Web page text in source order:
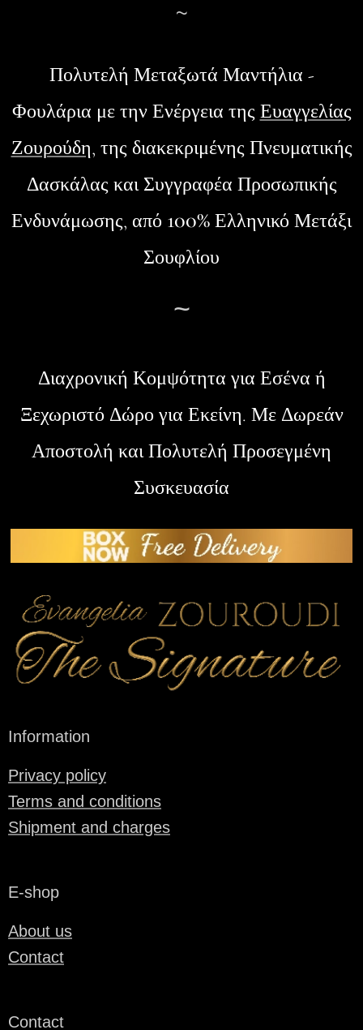
~
Πολυτελή Μεταξωτά Μαντήλια -
Φουλάρια με την Ενέργεια της Ευαγγελίας
Ζουρούδη, της διακεκριμένης Πνευματικής
Δασκάλας και Συγγραφέα Προσωπικής
Ενδυνάμωσης, από 100% Ελληνικό Μετάξι
Σουφλίου
~
Διαχρονική Κομψότητα για Εσένα ή
Ξεχωριστό Δώρο για Εκείνη. Με Δωρεάν
Αποστολή και Πολυτελή Προσεγμένη
Συσκευασία
Information
Privacy policy
Terms and conditions
Shipment and charges
E-shop
About us
Contact
Contact